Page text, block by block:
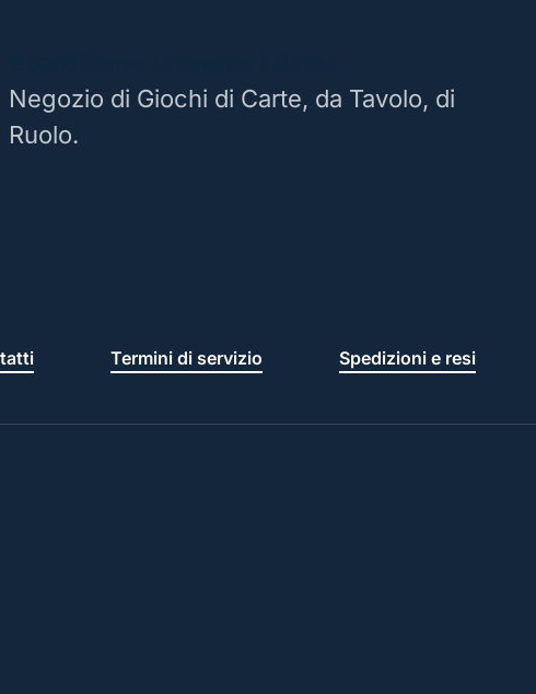
Negozio di Giochi di Carte, da Tavolo, di
Ruolo.
Termini di servizio Spedizioni e resi